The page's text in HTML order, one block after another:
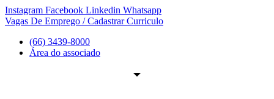
Ir
para
conteúdo
Instagram Facebook Linkedin Whatsapp
Vagas De Emprego / Cadastrar Curriculo
(66) 3439-8000
Área do associado